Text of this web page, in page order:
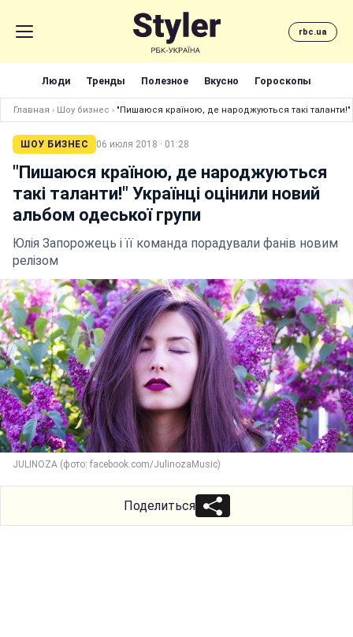
rbc.ua
Люди Тренды Полезное Вкусно Гороскопы
Главная › Шоу бизнес › "Пишаюся країною, де народжуються такі таланти!"
ШОУ БИЗНЕС 06 июля 2018 · 01:28
"Пишаюся країною, де народжуються
такі таланти!" Українці оцінили новий
альбом одеської групи
Юлія Запорожець і її команда порадували фанів новим
релізом
JULINOZA (фото: facebook.com/JulinozaMusic)
Поделиться